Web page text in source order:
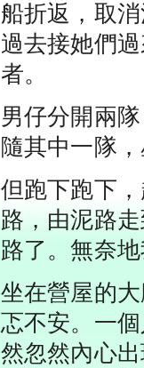
船折返，取
過去接她們
者。
男仔分開兩
隨其中一隊
但跑下跑下
路，由泥路
路了。無奈
坐在營屋的
忑不安。一
然忽然內心